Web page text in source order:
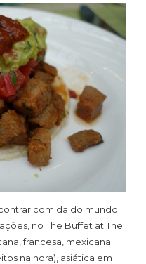
comida do mundo
no The Buffet at The
francesa, mexicana
na hora), asiática em